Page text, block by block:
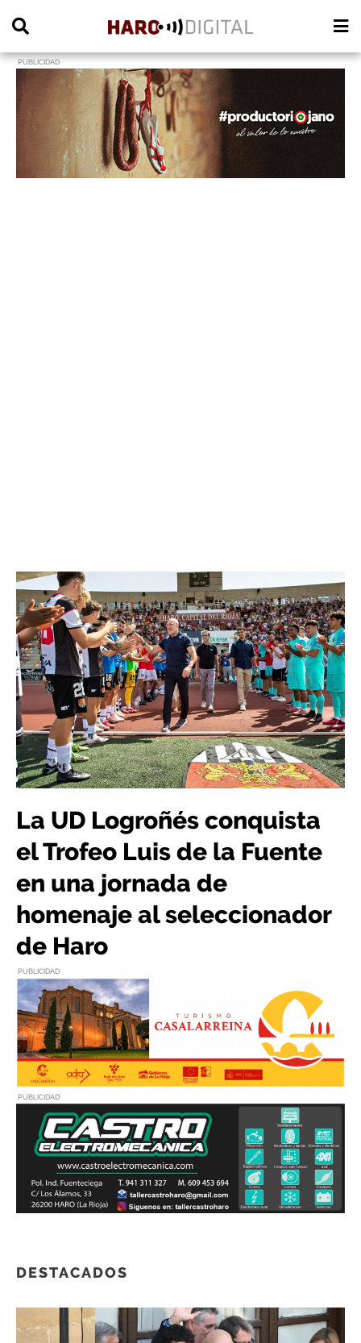
PUBLICIDAD
La UD Logroñés conquista
el Trofeo Luis de la Fuente
en una jornada de
homenaje al seleccionador
de Haro
PUBLICIDAD
PUBLICIDAD
DESTACADOS